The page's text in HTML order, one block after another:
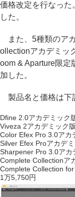
価格改定を行なった
した。
また、5種類のア
ollectionアカデミッ
oom & Aparture限定
加した。
製品名と価格は下
Dfine 2.0アカデミック
Viveza 2アカデミック
Color Efex Pro 3.0アカ
Silver Efex Proアカデ
Sharpener Pro 3.0アカ
Complete Collectionア
Complete Collection
1万5,750円